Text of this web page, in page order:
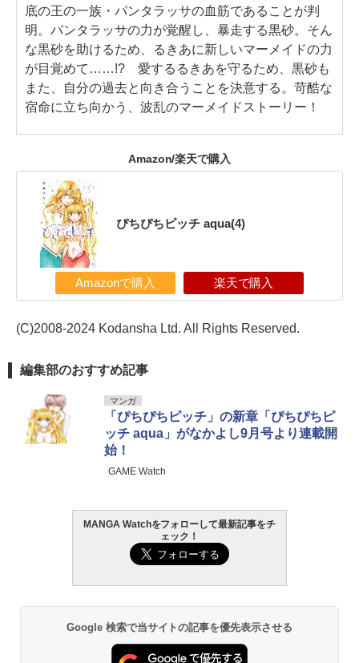
底の王の一族・パンタラッサの血筋であることが判
明。パンタラッサの力が覚醒し、暴走する黒砂。そん
な黒砂を助けるため、るきあに新しいマーメイドの力
が目覚めて……!? 愛するるきあを守るため、黒砂も
また、自分の過去と向き合うことを決意する。苛酷な
宿命に立ち向かう、波乱のマーメイドストーリー！
Amazon/楽天で購入
ぴちぴちピッチ aqua(4)
Amazonで購入 楽天で購入
(C)2008-2024 Kodansha Ltd. All Rights Reserved.
編集部のおすすめ記事
マンガ
「ぴちぴちピッチ」の新章「ぴちぴちピ
ッチ aqua」がなかよし9月号より連載開
始！
GAME Watch
MANGA Watchをフォローして最新記事をチ
ェック！
Google 検索で当サイトの記事を優先表示させる